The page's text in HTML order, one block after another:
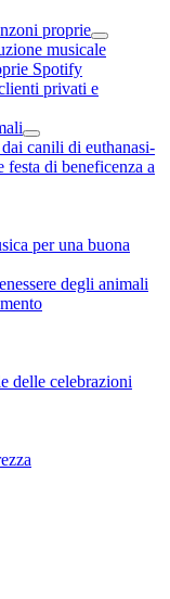
proprie
musicale
Spotify
privati e
canili di euthanasi-
festa di beneficenza a
per una buona
degli animali
delle celebrazioni